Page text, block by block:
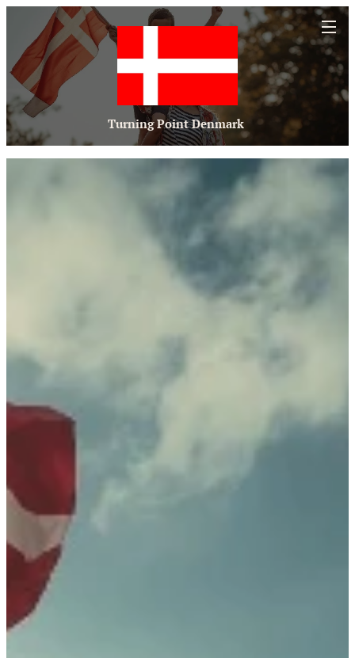
Turning Point Denmark